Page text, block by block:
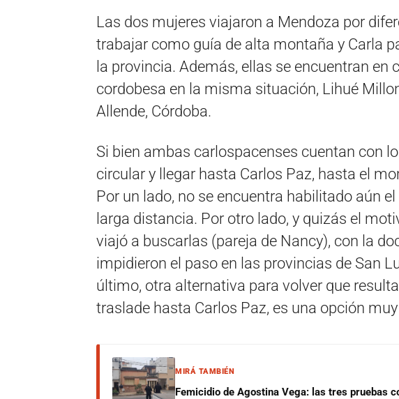
Las dos mujeres viajaron a Mendoza por
trabajar como guía de alta montaña y Carla
la provincia. Además, ellas se encuentran
cordobesa en la misma situación, Lihué
Allende, Córdoba.
Si bien ambas carlospacenses cuentan con
circular y llegar hasta Carlos Paz, hasta el
Por un lado, no se encuentra habilitado aún
larga distancia. Por otro lado, y quizás el
viajó a buscarlas (pareja de Nancy), con la
impidieron el paso en las provincias de San
último, otra alternativa para volver que
traslade hasta Carlos Paz, es una opción
MIRÁ TAMBIÉN
Femicidio de Agostina Vega: las tres pruebas